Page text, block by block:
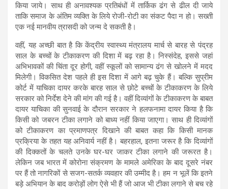
किया जाये। साथ ही अनावश्यक प्रतिबंधों में तार्किक ढंग से ढील दी जाये
ताकि समाज के अंतिम व्यक्ति के लिये रोजी-रोटी का संकट पैदा न हो। सख्ती
एक नई मानवीय त्रासदी को जन्म दे सकती है।
वहीं, यह अच्छी बात है कि केंद्रीय स्वास्थ्य मंत्रालय मार्च से बारह से पंद्रह
साल के बच्चों के टीकाकरण की दिशा में बढ़ रहा है। निस्संदेह, इससे जहां
अभिभावकों की चिंता दूर होगी, वहीं स्कूलों को सामान्य ढंग से खोलने में मदद
मिलेगी। विकसित देश पहले ही इस दिशा में आगे बढ़ चुके हैं। बल्कि सुप्रीम
कोर्ट में याचिका दायर करके बारह साल से छोटे बच्चों के टीकाकरण के लिये
सरकार को निर्देश देने की मांग की गई है। वहीं दिव्यांगों के टीकाकरण के बाबत
दायर याचिका की सुनवाई के दौरान सरकार ने हलफनामा दायर किया है कि
किसी को जबरन टीका लगाने को बाध्य नहीं किया जाएगा। साथ ही दिव्यांगों
को टीकाकरण का प्रमाणपत्र दिखाने की बाबत कहा कि किसी मानक
प्रक्रिया के तहत यह अनिवार्य नहीं है। बहरहाल, इतना जरूर है कि दिव्यांगों
की दिक्कतों के चलते उनके घर-घर जाकर टीका लगाने की जरूरत है।
लेकिन जब भारत में कोरोना संक्रमण के मामले अमेरिका के बाद दूसरे नंबर
पर हैं तो नागरिकों से सजग-सतर्क व्यवहार की उम्मीद है। हम न भूलें कि इतने
बड़े अभियान के बाद करोड़ों लोग ऐसे भी हैं जो आज भी टीका लगाने से बच रहे